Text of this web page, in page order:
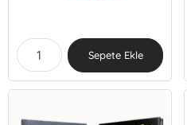
Sepete Ekle